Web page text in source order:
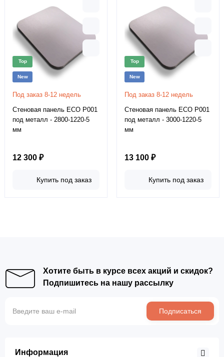
Top
New
Под заказ 8-12 недель
Стеновая панель ECO P001
под металл - 2800-1220-5
мм
12 300 ₽
Купить под заказ
Top
New
Под заказ 8-12 недель
Стеновая панель ECO P001
под металл - 3000-1220-5
мм
13 100 ₽
Купить под заказ
Хотите быть в курсе всех акций и скидок?
Подпишитесь на нашу рассылку
Подписаться
Информация